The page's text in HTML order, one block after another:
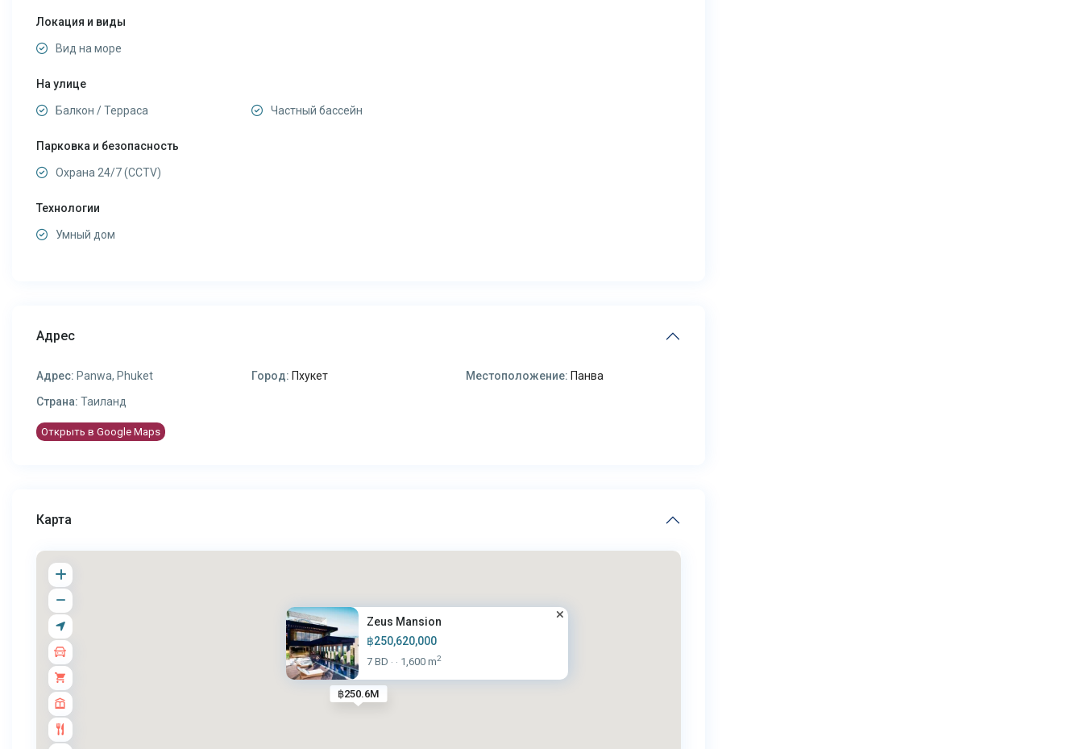
Локация и виды
Вид на море
На улице
Балкон / Терраса Частный бассейн
Парковка и безопасность
Охрана 24/7 (CCTV)
Технологии
Умный дом
Адрес
Адрес: Panwa, Phuket Город: Пхукет Местоположение: Панва
Страна: Таиланд
Открыть в Google Maps
Карта
฿250.6M
Zeus Mansion
฿250,620,000
7 BD · · 1,600 m2